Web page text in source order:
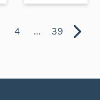
lycée des
dit lycée
4 ... 39